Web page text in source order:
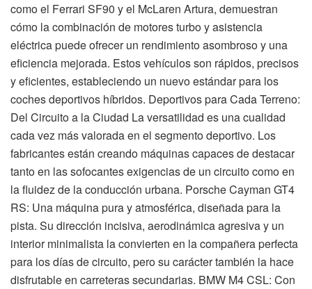
como el Ferrari SF90 y el McLaren Artura, demuestran
cómo la combinación de motores turbo y asistencia
eléctrica puede ofrecer un rendimiento asombroso y una
eficiencia mejorada. Estos vehículos son rápidos, precisos
y eficientes, estableciendo un nuevo estándar para los
coches deportivos híbridos. Deportivos para Cada Terreno:
Del Circuito a la Ciudad La versatilidad es una cualidad
cada vez más valorada en el segmento deportivo. Los
fabricantes están creando máquinas capaces de destacar
tanto en las sofocantes exigencias de un circuito como en
la fluidez de la conducción urbana. Porsche Cayman GT4
RS: Una máquina pura y atmosférica, diseñada para la
pista. Su dirección incisiva, aerodinámica agresiva y un
interior minimalista la convierten en la compañera perfecta
para los días de circuito, pero su carácter también la hace
disfrutable en carreteras secundarias. BMW M4 CSL: Con